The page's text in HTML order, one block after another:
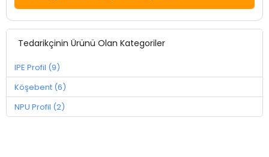
Tedarikçinin Ürünü Olan Kategoriler
IPE Profil (9)
Köşebent (6)
NPU Profil (2)